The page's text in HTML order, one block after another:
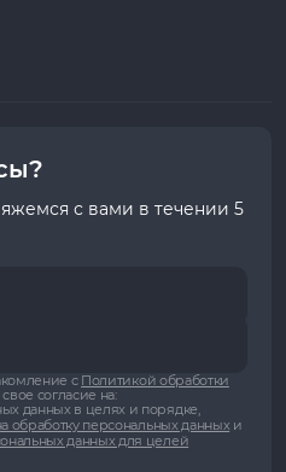
с вами в течении 5
с Политикой обработки
согласие на:
данных в целях и порядке,
обработку персональных данныхи
данных для целей